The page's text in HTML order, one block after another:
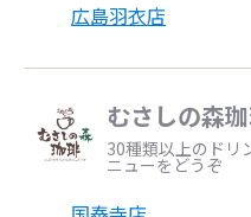
広島羽衣店
むさしの森
30種類以上のドリ
ニューをどうぞ